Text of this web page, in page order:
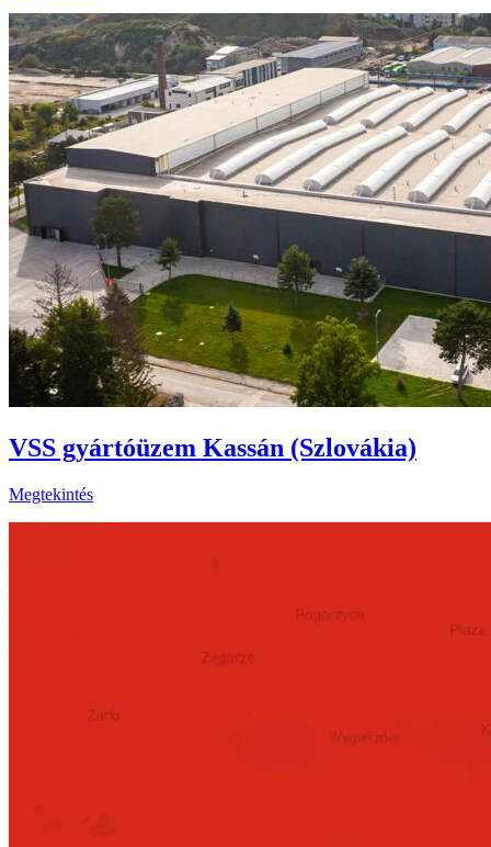
VSS gyártóüzem Kassán (Szlovákia)
Megtekintés